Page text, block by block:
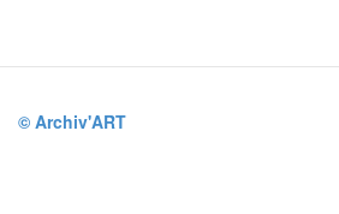
© Archiv'ART